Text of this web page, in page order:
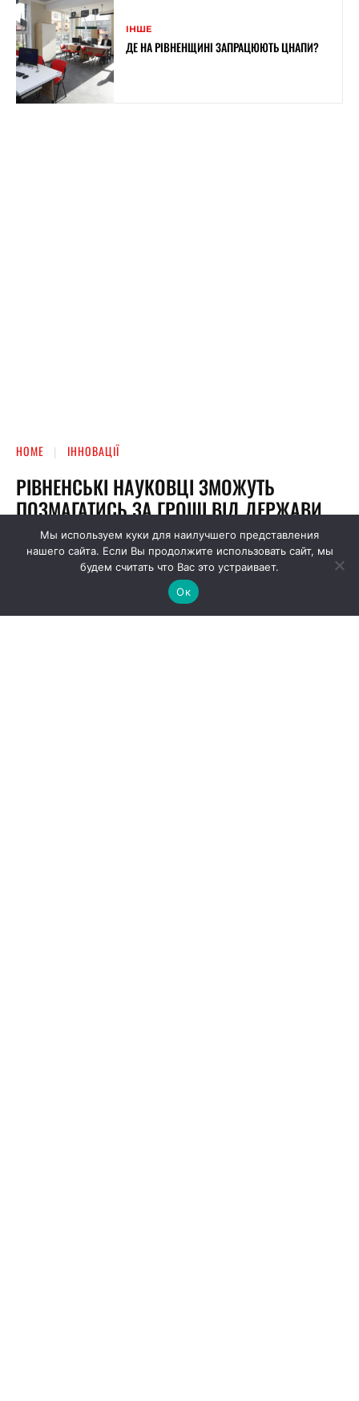
ІНШЕ
ДЕ НА РІВНЕНЩИНІ ЗАПРАЦЮЮТЬ ЦНАПИ?
Мы используем куки для наилучшего представления
нашего сайта. Если Вы продолжите использовать сайт, мы
будем считать что Вас это устраивает.
Ок